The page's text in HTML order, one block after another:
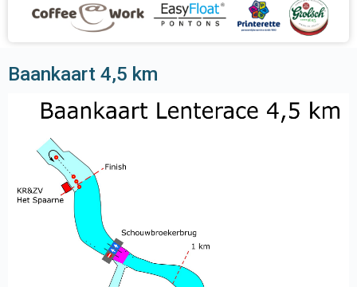
Baankaart 4,5 km